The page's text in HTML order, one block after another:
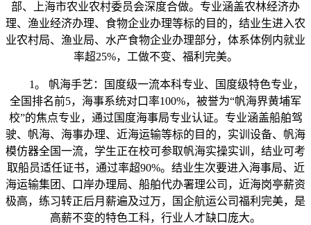
部、上海市农业农村委员会深度合做。专业涵盖农林经济办
理、渔业经济办理、食物企业办理等标的目的，结业生进入农
业农村局、渔业局、水产食物企业办理部分，体系体例内就业
率超25%，工做不变、福利完美。
1。 帆海手艺：国度级一流本科专业、国度级特色专业，
全国排名前5，海事系统对口率100%，被誉为“帆海界黄埔军
校”的焦点专业，通过国度海事局专业认证。专业涵盖船舶驾
驶、帆海、海事办理、近海运输等标的目的，实训设备、帆海
模仿器全国一流，学生正在校可参取帆海实操实训，结业可考
取船员适任证书，通过率超90%。结业生次要进入海事局、近
海运输集团、口岸办理局、船舶代办署理公司，近海岗亭薪资
极高，练习转正后月薪遍及过万，国企航运公司福利完美，是
高薪不变的特色工科，行业人才缺口庞大。